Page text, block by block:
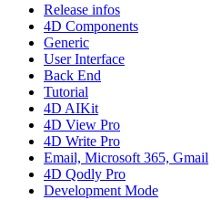
Release infos
4D Components
Generic
User Interface
Back End
Tutorial
4D AIKit
4D View Pro
4D Write Pro
Email, Microsoft 365, Gmail
4D Qodly Pro
Development Mode